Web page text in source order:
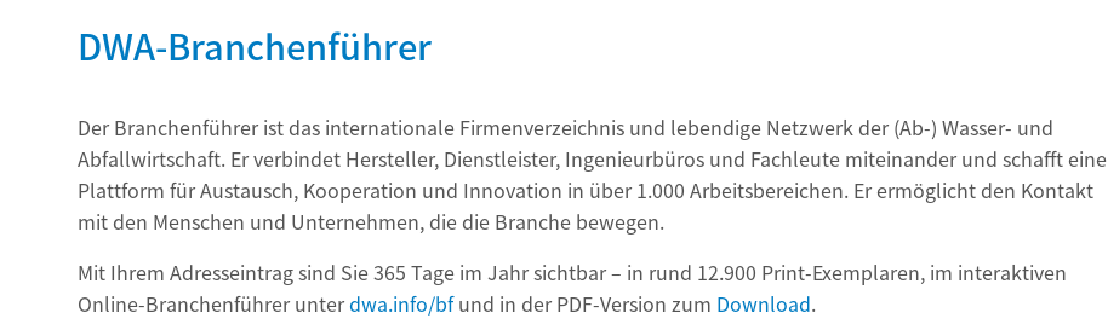
DWA-Branchenführer
Der Branchenführer ist das internationale Firmenverzeichnis und lebendige Netzwerk der (Ab-) Wasser- und
Abfallwirtschaft. Er verbindet Hersteller, Dienstleister, Ingenieurbüros und Fachleute miteinander und schafft eine
Plattform für Austausch, Kooperation und Innovation in über 1.000 Arbeitsbereichen. Er ermöglicht den Kontakt
mit den Menschen und Unternehmen, die die Branche bewegen.
Mit Ihrem Adresseintrag sind Sie 365 Tage im Jahr sichtbar – in rund 12.900 Print-Exemplaren, im interaktiven
Online-Branchenführer unterdwa.info/bfund in der PDF-Version zum Download.